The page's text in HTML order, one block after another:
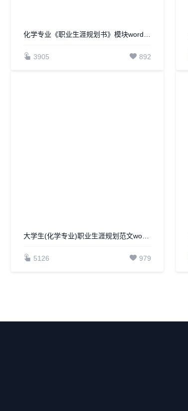
化学专业《职业生涯规划书》模块word模板
3905 892
5126 979